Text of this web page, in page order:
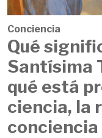
Conciencia
Qué
Santísima
qué está
ciencia, la
conciencia